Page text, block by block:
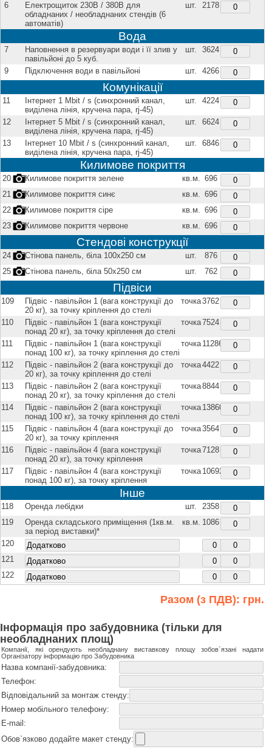
6
Електрощиток 230В / 380В для
обладнаних / необладнаних стендів (6
автоматів)
шт. 2178
Вода
7
Наповнення в резервуари води і її злив у
павільйоні до 5 куб.
шт. 3624
9 Підключення води в павільйоні шт. 4266
Комунікації
11
Інтернет 1 Mbit / s (синхронний канал,
виділена лінія, кручена пара, rj-45)
шт. 4224
12
Інтернет 5 Mbit / s (синхронний канал,
виділена лінія, кручена пара, rj-45)
шт. 6624
13
Інтернет 10 Mbit / s (синхронний канал,
виділена лінія, кручена пара, rj-45)
шт. 6846
Килимове покриття
20 Килимове покриття зелене кв.м. 696
21
Килимове покриття синє кв.м. 696
22
Килимове покриття сіре кв.м. 696
23
Килимове покриття червоне кв.м. 696
Стендові конструкції
24 Стінова панель, біла 100х250 см шт.
876
25
Стінова панель, біла 50х250 см шт. 762
Підвіси
109
Підвіс - павільйон 1 (вага конструкції до
20 кг), за точку кріплення до стелі
точка3762
110
Підвіс - павільйон 1 (вага конструкції
понад 20 кг), за точку кріплення до стелі
точка7524
111
Підвіс - павільйон 1 (вага конструкції
понад 100 кг), за точку кріплення до стелі
точка 11286
112
Підвіс - павільйон 2 (вага конструкції до
20 кг), за точку кріплення до стелі
точка4422
113
Підвіс - павільйон 2 (вага конструкції
понад 20 кг), за точку кріплення до стелі
точка8844
114
Підвіс - павільйон 2 (вага конструкції
понад 100 кг), за точку кріплення до стелі
точка 13860
115
Підвіс - павільйон 4 (вага конструкції до
20 кг), за точку кріплення
точка3564
116
Підвіс - павільйон 4 (вага конструкції
понад 20 кг), за точку кріплення
точка7128
117
Підвіс - павільйон 4 (вага конструкції
понад 100 кг), за точку кріплення
точка 10692
Інше
118 Оренда лебідки шт.
2358
119
Оренда складського приміщення (1кв.м.
за період виставки)*
кв.м. 1086
120
121
122
Разом (з ПДВ): грн.
Інформація про забудовника (тільки для
необладнаних площ)
Компанії, які орендують необладнану виставкову площу зобов`язані надати
Організатору інформацію про Забудовника
Назва компанії-забудовника:
Телефон:
Відповідальний за монтаж стенду:
Номер мобільного телефону:
E-mail:
Обов`язково додайте макет стенду: